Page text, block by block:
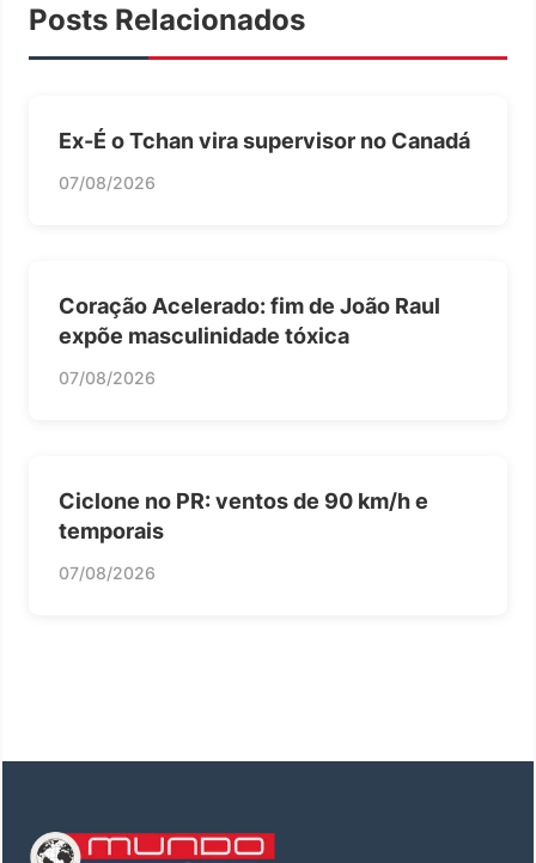
Posts Relacionados
Ex-É o Tchan vira supervisor no Canadá
07/08/2026
Coração Acelerado: fim de João Raul
expõe masculinidade tóxica
07/08/2026
Ciclone no PR: ventos de 90 km/h e
temporais
07/08/2026